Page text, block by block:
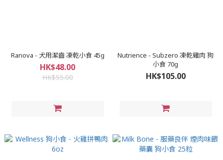
Ranova - 犬用潔齒 凍乾小食 45g
HK$48.00
HK$55.00
Nutrience - Subzero 凍乾雞肉 狗
小食 70g
HK$105.00